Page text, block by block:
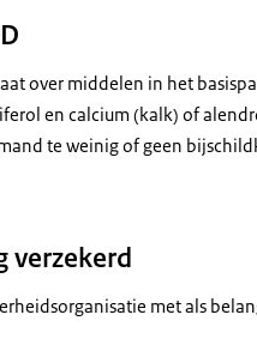
over middelen in het
en calcium (kalk) of
te weinig of geen
verzekerd
met als